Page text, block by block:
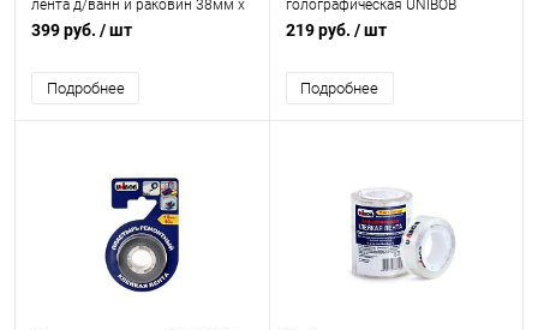
лента д/ванн и раковин 38мм х
3,35м. белая UNIBOB
399 руб. / шт
Подробнее
голографическая UNIBOB
разноцветная 15 мм х 5 м 6 шт/
219 руб. / шт
Подробнее